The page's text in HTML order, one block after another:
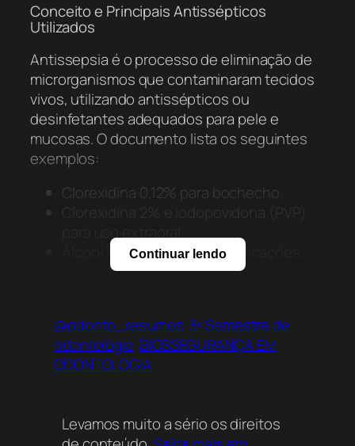
Conceito e Principais Antissépticos
Utilizados
Antissepsia é o processo de eliminação de
microrganismos que contaminaram tecidos
vivos, utilizando antissépticos ou
desinfetantes adequados para pele e
mucosas. O documento lista os seguintes
exemplos:
Clorexidina 0,12% para bochecho.
para uso extraoral.
Álcool 70% para diversas aplicações.
estuda na área da saúde, oferecendo
clareza e organização sobre um tema tão
complexo e crucial. Para aprofundar seus
disponível para download gratuito aqui no
Continuar lendo
@odonto_resumos 3º Semestre de
odontologia BIOSSEGURANÇA EM
ODONTOLOGIA
Levamos muito a sério os direitos